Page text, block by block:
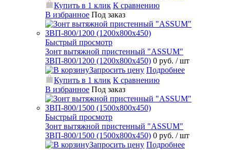
Купить в 1 клик К сравнению
В избранное Под заказ
Быстрый просмотр
Зонт вытяжной пристенный "ASSUM"
ЗВП-800/1200 (1200х800х450) 0 руб. / шт
Запросить цену Подробнее
Купить в 1 клик К сравнению
В избранное Под заказ
Быстрый просмотр
Зонт вытяжной пристенный "ASSUM"
ЗВП-800/1500 (1500х800х450) 0 руб. / шт
Запросить цену Подробнее